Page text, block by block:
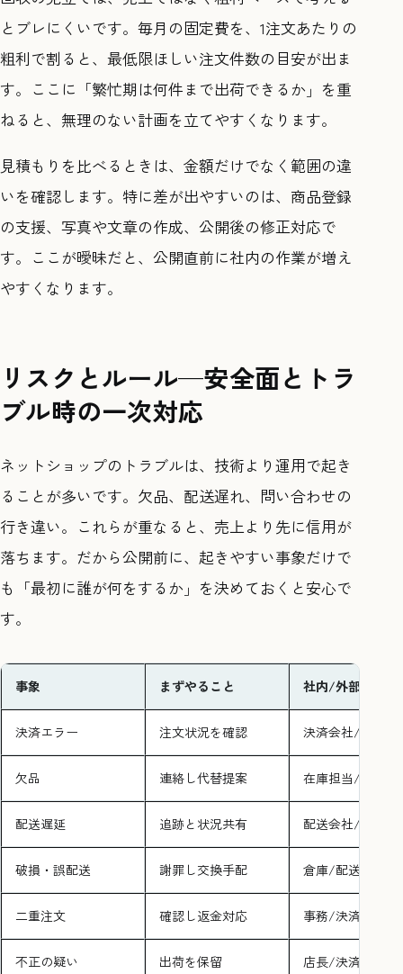
とブレにくいです。毎月の固定費を、1注文あたりの
粗利で割ると、最低限ほしい注文件数の目安が出ま
す。ここに「繁忙期は何件まで出荷できるか」を重
ねると、無理のない計画を立てやすくなります。
見積もりを比べるときは、金額だけでなく範囲の違
いを確認します。特に差が出やすいのは、商品登録
の支援、写真や文章の作成、公開後の修正対応で
す。ここが曖昧だと、公開直前に社内の作業が増え
やすくなります。
リスクとルール—安全面とトラ
ブル時の一次対応
ネットショップのトラブルは、技術より運用で起き
ることが多いです。欠品、配送遅れ、問い合わせの
行き違い。これらが重なると、売上より先に信用が
落ちます。だから公開前に、起きやすい事象だけで
も「最初に誰が何をするか」を決めておくと安心で
す。
事象 まずやること 社内/外部連絡先
決済エラー 注文状況を確認 決済会社/担当
欠品 連絡し代替提案 在庫担当/店長
配送遅延 追跡と状況共有 配送会社/倉庫
破損・誤配送 謝罪し交換手配 倉庫/配送会社
二重注文 確認し返金対応 事務/決済会社
不正の疑い 出荷を保留 店長/決済会社